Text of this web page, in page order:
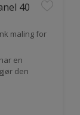
40
maling for
en
den